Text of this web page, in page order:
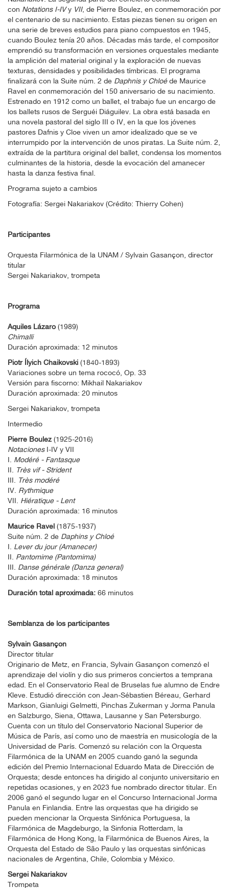
con Notations I-IVy VII, de Pierre Boulez, en conmemoración por
el centenario de su nacimiento. Estas piezas tienen su origen en
una serie de breves estudios para piano compuestos en 1945,
cuando Boulez tenía 20 años. Décadas más tarde, el compositor
emprendió su transformación en versiones orquestales mediante
la amplición del material original y la exploración de nuevas
texturas, densidades y posibilidades tímbricas. El programa
finalizará con la Suite núm. 2 de Daphnis y Chloéde Maurice
Ravel en conmemoración del 150 aniversario de su nacimiento.
Estrenado en 1912 como un ballet, el trabajo fue un encargo de
los ballets rusos de Serguéi Diáguilev. La obra está basada en
una novela pastoral del siglo III o IV, en la que los jóvenes
pastores Dafnis y Cloe viven un amor idealizado que se ve
interrumpido por la intervención de unos piratas. La Suite núm. 2,
extraída de la partitura original del ballet, condensa los momentos
culminantes de la historia, desde la evocación del amanecer
hasta la danza festiva final.
Programa sujeto a cambios
Fotografía: Sergei Nakariakov (Crédito: Thierry Cohen)
Participantes
Orquesta Filarmónica de la UNAM / Sylvain Gasançon, director
titular
Sergei Nakariakov, trompeta
Programa
Aquiles Lázaro (1989)
Chimalli
Duración aproximada: 12 minutos
Piotr Ílyich Chaikovski (1840-1893)
Variaciones sobre un tema rococó, Op. 33
Versión para fiscorno: Mikhail Nakariakov
Duración aproximada: 20 minutos
Sergei Nakariakov, trompeta
Intermedio
Pierre Boulez (1925-2016)
NotacionesI-IV y VII
I. Modéré - Fantasque
II. Très vif - Strident
III. Très modéré
IV. Rythmique
VII. Hiératique - Lent
Duración aproximada: 16 minutos
Maurice Ravel (1875-1937)
Suite núm. 2 de Daphins y Chloé
I. Lever du jour (Amanecer)
II. Pantomime (Pantomima)
III. Danse générale (Danza general)
Duración aproximada: 18 minutos
Duración total aproximada: 66 minutos
Semblanza de los participantes
Sylvain Gasançon
Director titular
Originario de Metz, en Francia, Sylvain Gasançon comenzó el
aprendizaje del violín y dio sus primeros conciertos a temprana
edad. En el Conservatorio Real de Bruselas fue alumno de Endre
Kleve. Estudió dirección con Jean-Sébastien Béreau, Gerhard
Markson, Gianluigi Gelmetti, Pinchas Zukerman y Jorma Panula
en Salzburgo, Siena, Ottawa, Lausanne y San Petersburgo.
Cuenta con un título del Conservatorio Nacional Superior de
Música de París, así como uno de maestría en musicología de la
Universidad de París. Comenzó su relación con la Orquesta
Filarmónica de la UNAM en 2005 cuando ganó la segunda
edición del Premio Internacional Eduardo Mata de Dirección de
Orquesta; desde entonces ha dirigido al conjunto universitario en
repetidas ocasiones, y en 2023 fue nombrado director titular. En
2006 ganó el segundo lugar en el Concurso Internacional Jorma
Panula en Finlandia. Entre las orquestas que ha dirigido se
pueden mencionar la Orquesta Sinfónica Portuguesa, la
Filarmónica de Magdeburgo, la Sinfonia Rotterdam, la
Filarmónica de Hong Kong, la Filarmónica de Buenos Aires, la
Orquesta del Estado de São Paulo y las orquestas sinfónicas
nacionales de Argentina, Chile, Colombia y México.
Sergei Nakariakov
Trompeta